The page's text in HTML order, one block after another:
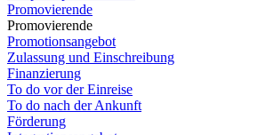
Promovierende
Promovierende
Promotionsangebot
Zulassung und Einschreibung
Finanzierung
To do vor der Einreise
To do nach der Ankunft
Förderung